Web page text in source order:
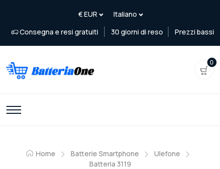
Consegna e resi gratuiti 30 giorni di reso Prezzi bassi
0
Home Batterie Smartphone
Ulefone
Batteria 3119